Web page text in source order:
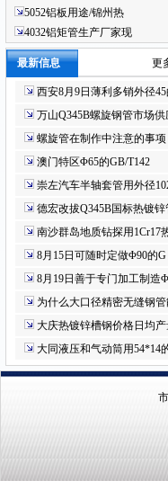
5052铝板用途/锦州热
4032铝矩管生产厂家现
最新信息 更
西安8月9日薄利多销外径45
万山Q345B螺旋钢管市场供
螺旋管在制作中注意的事项
澳门特区Φ65的GB/T142
崇左汽车半轴套管用外径
德宏改拔Q345B国标热镀锌
南沙群岛地质钻探用1Cr17
8月15日可随时定做Φ90的G
8月19日善于专门加工制造
为什么大口径精密无缝钢
大庆热镀锌槽钢价格日均
大同液压和气动筒用54*14